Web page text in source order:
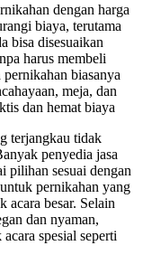
dengan harga
biaya, terutama
bisa disesuaikan
harus membeli
biasanya
meja, dan
dan hemat biaya
terjangkau tidak
penyedia jasa
pilihan sesuai dengan
pernikahan yang
acara besar. Selain
dan nyaman,
spesial seperti